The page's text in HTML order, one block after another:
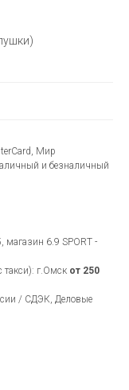
Мир
и безналичный
6.9 SPORT -
такси): г.Омск от 250
/ СДЭК, Деловые